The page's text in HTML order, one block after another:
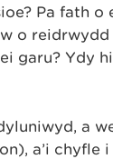
Pa fath
o
garu? Ydy
a
a’i chyfle